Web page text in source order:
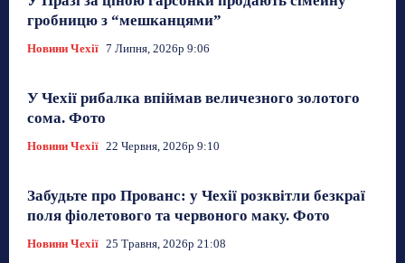
гробницю з “мешканцями”
Новини Чехії 7 Липня, 2026р 9:06
У Чехії рибалка впіймав величезного золотого
сома. Фото
Новини Чехії 22 Червня, 2026р 9:10
Забудьте про Прованс: у Чехії розквітли безкраї
поля фіолетового та червоного маку. Фото
Новини Чехії 25 Травня, 2026р 21:08